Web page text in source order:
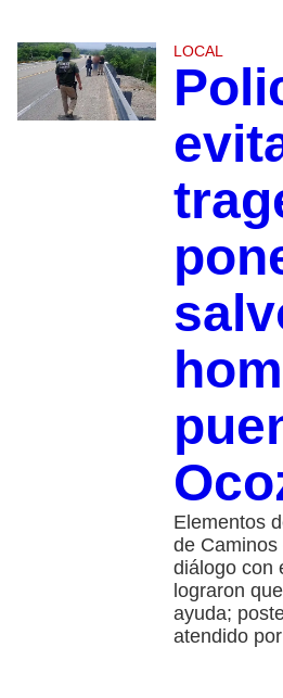
LOCAL
Elementos
de Caminos
diálogo con
lograron
ayuda;
atendido